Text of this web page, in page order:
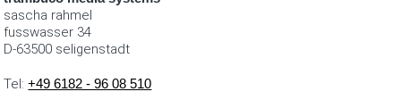
sascha rahmel
fusswasser 34
D-63500 seligenstadt
Tel:+49 6182 - 96 08 510